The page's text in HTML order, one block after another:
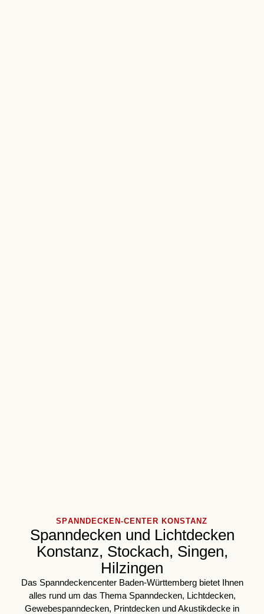
SPANNDECKEN-CENTER KONSTANZ
Spanndecken und Lichtdecken
Konstanz, Stockach, Singen,
Hilzingen
Das Spanndeckencenter Baden-Württemberg bietet Ihnen
alles rund um das Thema Spanndecken, Lichtdecken,
Gewebespanndecken, Printdecken und Akustikdecke in